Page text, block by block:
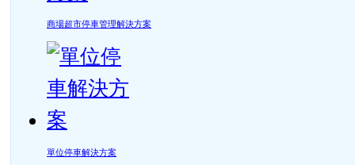
商場超市停車管理解決方案
單位停車解決方案